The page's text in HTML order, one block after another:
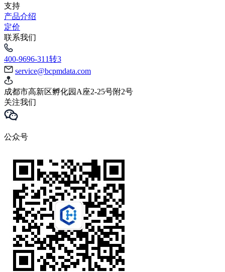
支持
产品介绍
定价
联系我们
400-9696-311转3
service@bcpmdata.com
成都市高新区孵化园A座2-25号附2号
关注我们
公众号